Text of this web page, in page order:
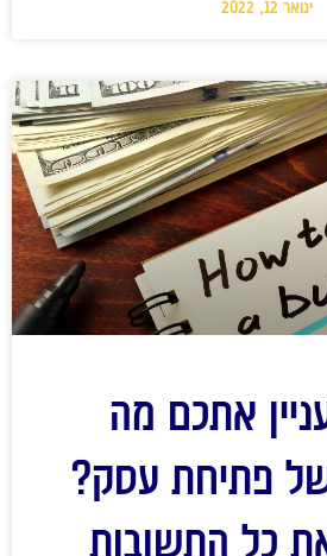
ינואר 12, 2022
אתכם מה
פתיחת עסק?
כל התשובות